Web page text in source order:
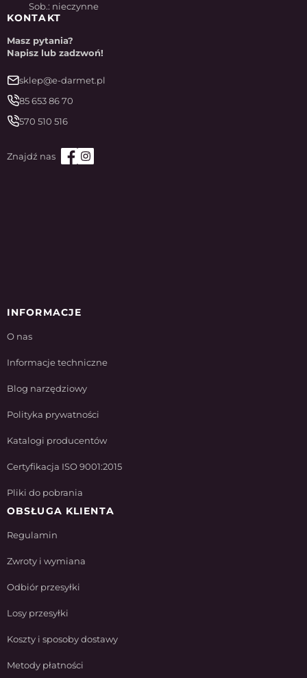
Sob.: nieczynne
KONTAKT
Masz pytania?
Napisz lub zadzwoń!
sklep@e-darmet.pl
85 653 86 70
570 510 516
INFORMACJE
O nas
Informacje techniczne
Blog narzędziowy
Polityka prywatności
Katalogi producentów
Certyfikacja ISO 9001:2015
Pliki do pobrania
OBSŁUGA KLIENTA
Regulamin
Zwroty i wymiana
Odbiór przesyłki
Losy przesyłki
Koszty i sposoby dostawy
Metody płatności